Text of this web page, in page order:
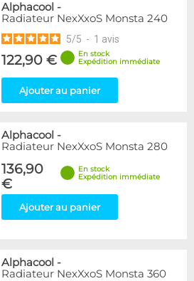
Alphacool -
Radiateur NexXxoS Monsta 240
5/5 - 1 avis
122,90 €
En stock
Expédition immédiate
Ajouter au panier
Alphacool -
Radiateur NexXxoS Monsta 280
136,90
€
En stock
Expédition immédiate
Ajouter au panier
Alphacool -
Radiateur NexXxoS Monsta 360